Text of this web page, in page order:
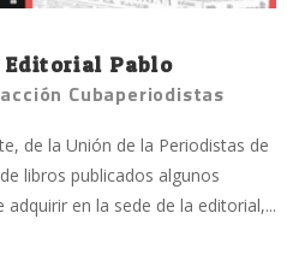
Pablo
Cubaperiodistas
de la Unión de la Periodistas de
libros publicados algunos
en la sede de la editorial,...